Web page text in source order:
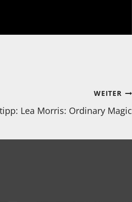
WEITER
Lea Morris: Ordinary Magic